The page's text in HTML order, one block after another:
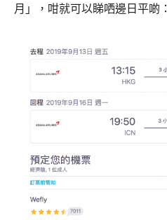
月」，咁就可以睇哂邊日平啲：